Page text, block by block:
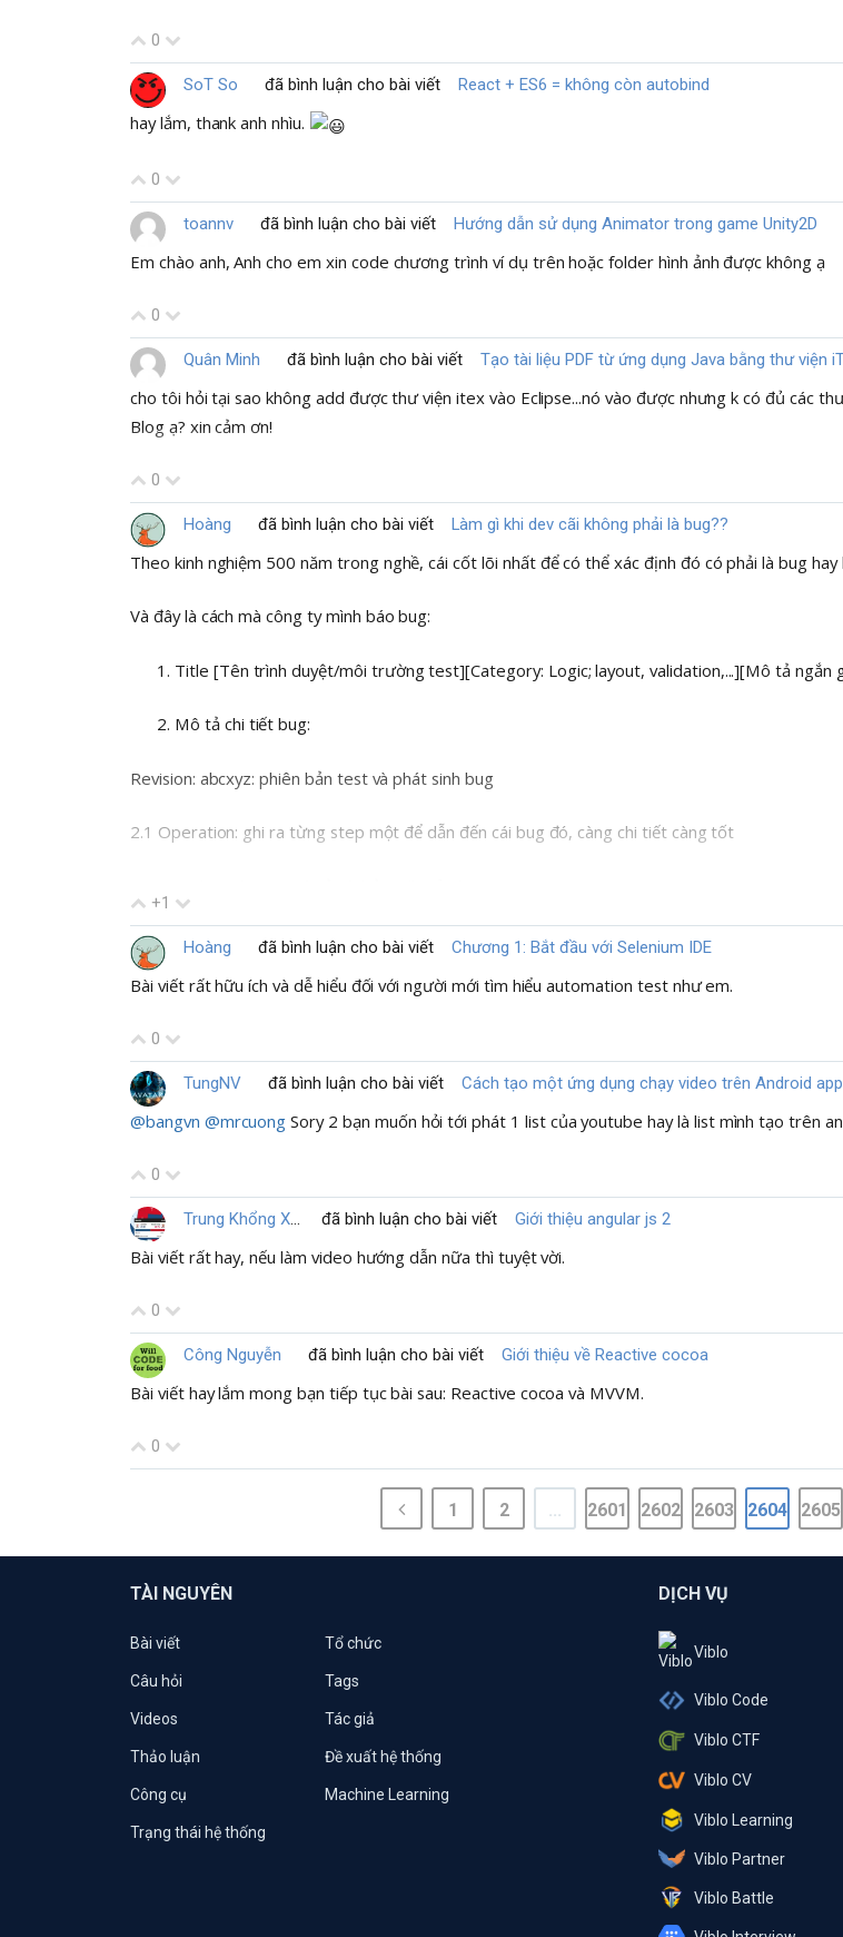
0
SoT So đã bình luận cho bài viết React + ES6 = không còn autobind
hay lắm, thank anh nhìu.
0
toannv đã bình luận cho bài viết Hướng dẫn sử dụng Animator trong game Unity2D
Em chào anh, Anh cho em xin code chương trình ví dụ trên hoặc folder hình ảnh được không ạ
0
Quân Minh đã bình luận cho bài viết Tạo tài liệu PDF từ ứng dụng Java bằng thư viện
cho tôi hỏi tại sao không add được thư viện itex vào Eclipse...nó vào được nhưng k có đủ các
Blog ạ? xin cảm ơn!
0
Hoàng đã bình luận cho bài viết Làm gì khi dev cãi không phải là bug??
Theo kinh nghiệm 500 năm trong nghề, cái cốt lõi nhất để có thể xác định đó có phải là bug hay
Và đây là cách mà công ty mình báo bug:
Title [Tên trình duyệt/môi trường test][Category: Logic; layout, validation,...][Mô tả ngắn
Mô tả chi tiết bug:
Revision: abcxyz: phiên bản test và phát sinh bug
2.1 Operation: ghi ra từng step một để dẫn đến cái bug đó, càng chi tiết càng tốt
2.3 Expected result: kết quả mong muốn
2.4 Expected operation document: đưa ra tài liệu dẫn chứng (nếu có, thường là spec)
2.5 Complement: số lần bug xảy ra/số lần thực hiện thao tác test (thông thường chạy mình chạy
Về evidence thì mô tả lên đó ngắn gọn nhưng súc tích, highlight chỗ bị bug càng high càng tốt :>
+1
Hoàng đã bình luận cho bài viết Chương 1: Bắt đầu với Selenium IDE
Bài viết rất hữu ích và dễ hiểu đối với người mới tìm hiểu automation test như em.
0
TungNV đã bình luận cho bài viết Cách tạo một ứng dụng chạy video trên Android
@bangvn @mrcuong Sory 2 bạn muốn hỏi tới phát 1 list của youtube hay là list mình tạo trên
0
Trung Khổng Xuân đã bình luận cho bài viết Giới thiệu angular js 2
Bài viết rất hay, nếu làm video hướng dẫn nữa thì tuyệt vời.
0
Công Nguyễn đã bình luận cho bài viết Giới thiệu về Reactive cocoa
Bài viết hay lắm mong bạn tiếp tục bài sau: Reactive cocoa và MVVM.
0
1 2 ... 2601 2602 2603 2604 2605
TÀI NGUYÊN
Bài viết Tổ chức
Câu hỏi Tags
Videos Tác giả
Thảo luận Đề xuất hệ thống
Công cụ Machine Learning
Trạng thái hệ thống
DỊCH VỤ
Viblo
Viblo Code
Viblo CTF
Viblo CV
Viblo Learning
Viblo Partner
Viblo Battle